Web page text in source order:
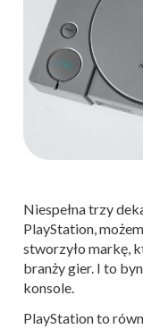
Niespełna trzy
PlayStation,
stworzyło markę,
branży gier. I to
konsole.
PlayStation to